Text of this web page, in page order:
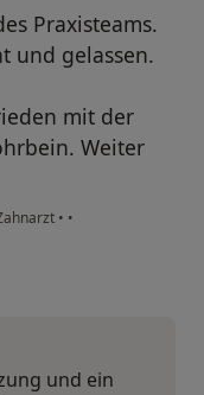
Praxisteams.
und gelassen.
mit der
Weiter
• •
und ein